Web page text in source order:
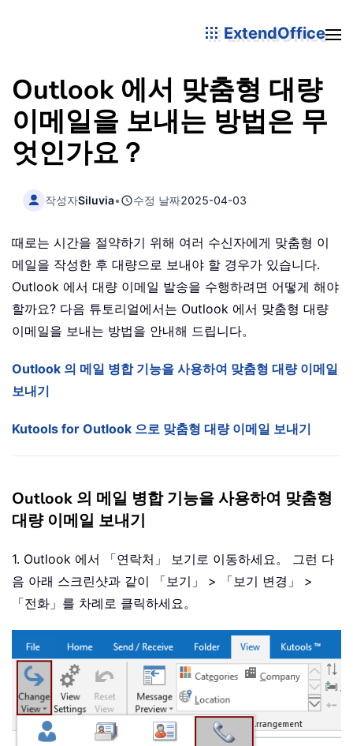
ExtendOffice
Outlook 에서 맞춤형 대량
이메일을 보내는 방법은 무
엇인가요？
작성자Siluvia• 수정 날짜2025-04-03
때로는 시간을 절약하기 위해 여러 수신자에게 맞춤형 이
메일을 작성한 후 대량으로 보내야 할 경우가 있습니다.
Outlook 에서 대량 이메일 발송을 수행하려면 어떻게 해야
할까요? 다음 튜토리얼에서는 Outlook 에서 맞춤형 대량
이메일을 보내는 방법을 안내해 드립니다。
Outlook 의 메일 병합 기능을 사용하여 맞춤형 대량 이메일
보내기
Kutools for Outlook 으로 맞춤형 대량 이메일 보내기
Outlook 의 메일 병합 기능을 사용하여 맞춤형
대량 이메일 보내기
1. Outlook 에서 「연락처」 보기로 이동하세요。 그런 다
음 아래 스크린샷과 같이 「보기」 > 「보기 변경」 >
「전화」를 차례로 클릭하세요。